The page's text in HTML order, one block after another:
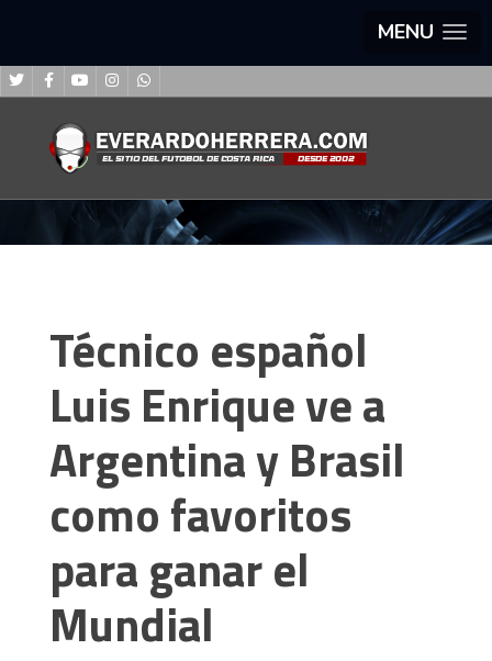
MENU
Técnico español
Luis Enrique ve a
Argentina y Brasil
como favoritos
para ganar el
Mundial